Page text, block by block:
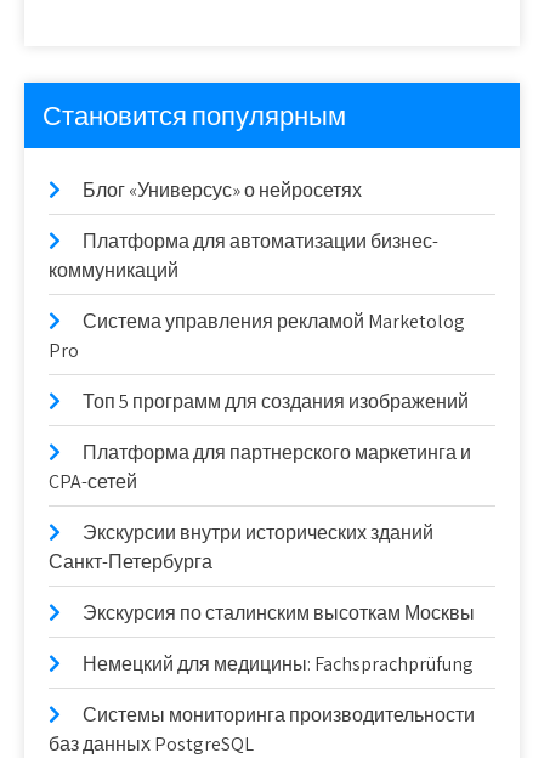
Становится популярным
Блог «Универсус» о нейросетях
Платформа для автоматизации бизнес-
коммуникаций
Система управления рекламой Marketolog
Pro
Топ 5 программ для создания изображений
Платформа для партнерского маркетинга и
CPA-сетей
Экскурсии внутри исторических зданий
Санкт-Петербурга
Экскурсия по сталинским высоткам Москвы
Немецкий для медицины: Fachsprachprüfung
Системы мониторинга производительности
баз данных PostgreSQL